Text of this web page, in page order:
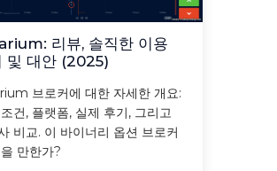
리뷰, 솔직한 이용
및 대안 (2025)
브로커에 대한 자세한 개요:
건, 플랫폼, 실제 후기, 그리고
비교. 이 바이너리 옵션 브로커
만한가?